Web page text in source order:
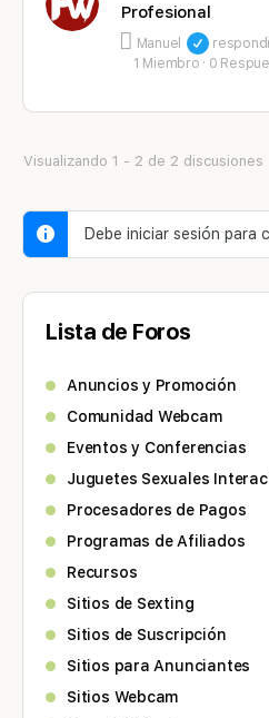
Profesional
Manuel
1 Miembro · 0
Visualizando 1 - 2 de 2 discusiones
Debe iniciar sesión para
Lista de Foros
Anuncios y Promoción
Comunidad Webcam
Eventos y Conferencias
Juguetes Sexuales
Procesadores de Pagos
Programas de Afiliados
Recursos
Sitios de Sexting
Sitios de Suscripción
Sitios para Anunciantes
Sitios Webcam